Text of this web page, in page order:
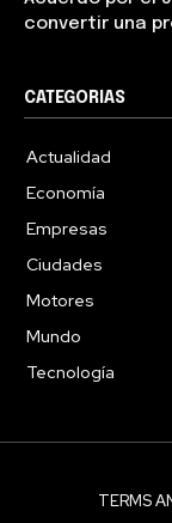
convertir una
CATEGORIAS
Actualidad
Economía
Empresas
Ciudades
Motores
Mundo
Tecnología
TERMS